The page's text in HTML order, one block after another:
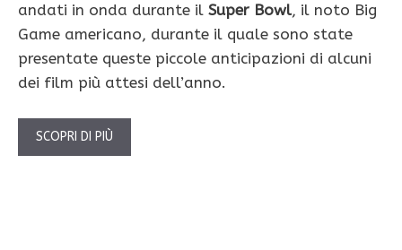
andati in onda durante il Super Bowl, il noto Big
Game americano, durante il quale sono state
presentate queste piccole anticipazioni di alcuni
dei film più attesi dell’anno.
SCOPRI DI PIÙ